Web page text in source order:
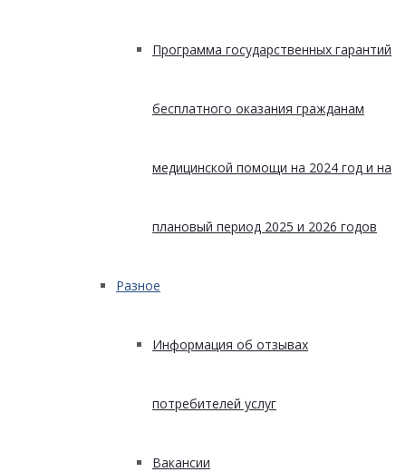
Программа государственных гарантий
бесплатного оказания гражданам
медицинской помощи на 2024 год и на
плановый период 2025 и 2026 годов
Разное
Информация об отзывах
потребителей услуг
Вакансии